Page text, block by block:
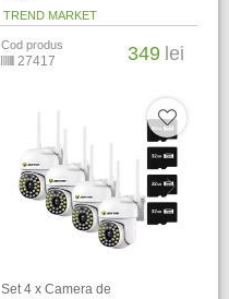
TREND MARKET
Cod produs
27417 349 lei
Set 4 x Camera de